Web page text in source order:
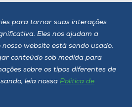
para tornar suas interações
Eles nos ajudam a
website está sendo usado,
conteúdo sob medida para
sobre os tipos diferentes de
leia nossa Política de